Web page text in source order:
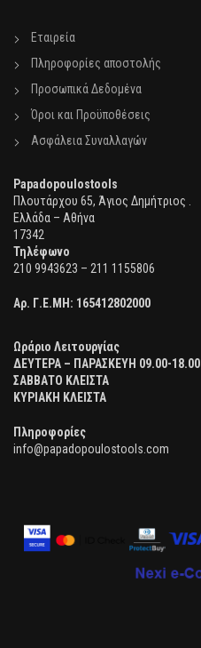
Εταιρεία
Πληροφορίες αποστολής
Προσωπικά Δεδομένα
Όροι και Προϋποθέσεις
Ασφάλεια Συναλλαγών
Papadopoulostools
Πλουτάρχου 65, Άγιος Δημήτριος .
Ελλάδα – Αθήνα
17342
Τηλέφωνο
210 9943623 – 211 1155806
Αρ. Γ.Ε.ΜΗ: 165412802000
Ωράριο Λειτουργίας
ΔΕΥΤΕΡΑ – ΠΑΡΑΣΚΕΥΗ 09.00-18.00
ΣΑΒΒΑΤΟ ΚΛΕΙΣΤΑ
ΚΥΡΙΑΚΗ ΚΛΕΙΣΤΑ
Πληροφορίες
info@papadopoulostools.com